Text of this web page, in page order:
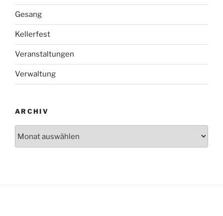
Gesang
Kellerfest
Veranstaltungen
Verwaltung
ARCHIV